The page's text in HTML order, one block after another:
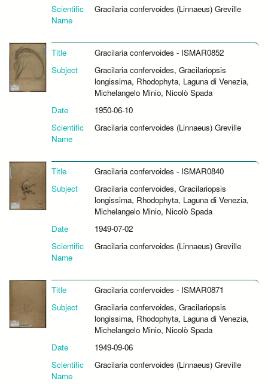
Scientific
Name
Gracilaria confervoides (Linnaeus) Greville
Title
Gracilaria confervoides - ISMAR0852
Subject
Gracilaria confervoides, Gracilariopsis
longissima, Rhodophyta, Laguna di Venezia,
Michelangelo Minio, Nicolò Spada
Date
1950-06-10
Scientific
Name
Gracilaria confervoides (Linnaeus) Greville
Title
Gracilaria confervoides - ISMAR0840
Subject
Gracilaria confervoides, Gracilariopsis
longissima, Rhodophyta, Laguna di Venezia,
Michelangelo Minio, Nicolò Spada
Date
1949-07-02
Scientific
Name
Gracilaria confervoides (Linnaeus) Greville
Title
Gracilaria confervoides - ISMAR0871
Subject
Gracilaria confervoides, Gracilariopsis
longissima, Rhodophyta, Laguna di Venezia,
Michelangelo Minio, Nicolò Spada
Date
1949-09-06
Scientific
Name
Gracilaria confervoides (Linnaeus) Greville